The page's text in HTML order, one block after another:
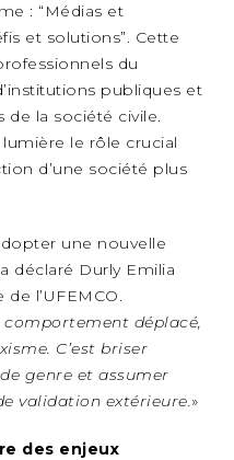
: “Médias et
et solutions”. Cette
du
publiques et
de la société civile.
le rôle crucial
d’une société plus
une nouvelle
déclaré Durly Emilia
l’UFEMCO.
comportement déplacé,
C’est briser
genre et assumer
validation extérieure.»
des enjeux